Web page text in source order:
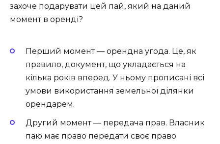
захоче подарувати цей пай, який на даний
момент в оренді?
Перший момент — орендна угода. Це, як
правило, документ, що укладається на
кілька років вперед. У ньому прописані всі
умови використання земельної ділянки
орендарем.
Другий момент — передача прав. Власник
паю має право передати своє право